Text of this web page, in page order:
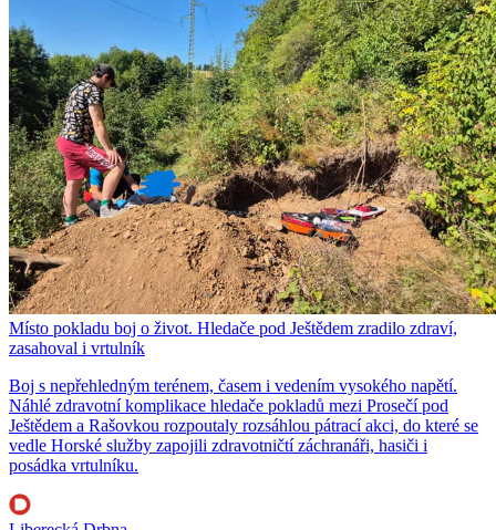
Místo pokladu boj o život. Hledače pod Ještědem zradilo zdraví,
zasahoval i vrtulník
Boj s nepřehledným terénem, časem i vedením vysokého napětí.
Náhlé zdravotní komplikace hledače pokladů mezi Prosečí pod
Ještědem a Rašovkou rozpoutaly rozsáhlou pátrací akci, do které se
vedle Horské služby zapojili zdravotničtí záchranáři, hasiči i
posádka vrtulníku.